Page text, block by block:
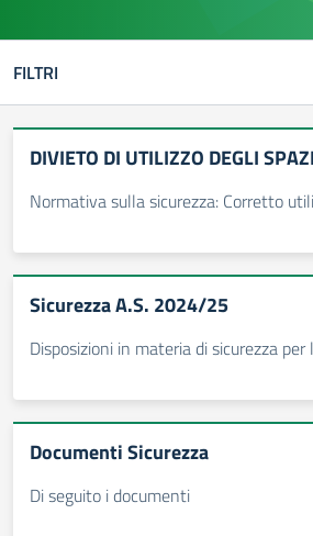
FILTRI
DIVIETO DI UTILIZZO DEGLI
Normativa sulla sicurezza: Corretto
Sicurezza A.S. 2024/25
Disposizioni in materia di sicurezza
Documenti Sicurezza
Di seguito i documenti